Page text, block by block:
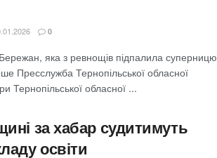
0
яка з ревнощів підпалила суперницю
Пресслужба Тернопільської обласної
Тернопільської обласної ...
за хабар судитимуть
освіти